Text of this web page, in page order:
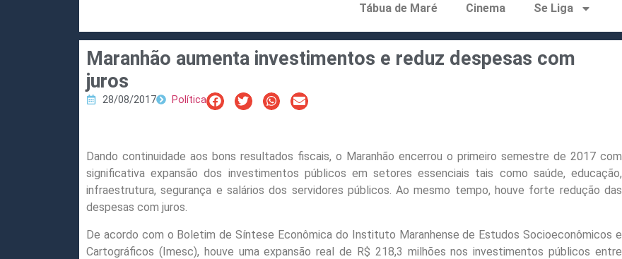
Tábua de Maré Cinema Se Liga
Maranhão aumenta investimentos e reduz despesas com
juros
28/08/2017 Política
Dando continuidade aos bons resultados fiscais, o Maranhão encerrou o primeiro semestre de 2017 com
significativa expansão dos investimentos públicos em setores essenciais tais como saúde, educação,
infraestrutura, segurança e salários dos servidores públicos. Ao mesmo tempo, houve forte redução das
despesas com juros.
De acordo com o Boletim de Síntese Econômica do Instituto Maranhense de Estudos Socioeconômicos e
Cartográficos (Imesc), houve uma expansão real de R$ 218,3 milhões nos investimentos públicos entre